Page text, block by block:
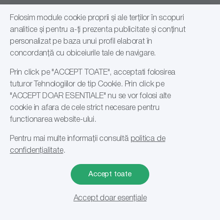
Filtrare si sortare
Lucart
Tork Eurocarta Abena
, la prețuri competitive!
Vizitează pagina noastră pentru mai multe informații și
detalii despre fiecare produs.
Oferte personalizate
Oferte adaptate nevoilor tale
Acces prioritar la noutăți
Pachete optimizate
Documentație produse
Declarații de conformitate
Folosim module cookie proprii și ale terților în scopuri
analitice și pentru a-ți prezenta publicitate și conținut
personalizat pe baza unui profil elaborat în
concordanță cu obiceiurile tale de navigare.
Prin click pe "ACCEPT TOATE", acceptati folosirea
tuturor Tehnologiilor de tip Cookie. Prin click pe
"ACCEPT DOAR ESENTIALE" nu se vor folosi alte
cookie in afara de cele strict necesare pentru
functionarea website-ului.
Pentru mai multe informații consultă politica de
confidențialitate.
Accept toate
Accept doar esențiale